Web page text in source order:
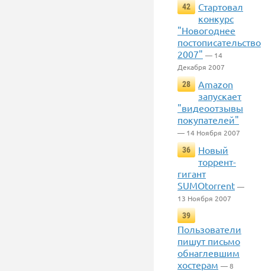
42
Стартовал
конкурс
"Новогоднее
постописательство
2007" — 14
Декабря 2007
28
Amazon
запускает
"видеоотзывы
покупателей"
— 14 Ноября 2007
36
Новый
торрент-
гигант
SUMOtorrent —
13 Ноября 2007
39
Пользователи
пишут письмо
обнаглевшим
хостерам — 8